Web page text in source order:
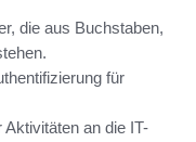
die aus Buchstaben,
für
an die IT-